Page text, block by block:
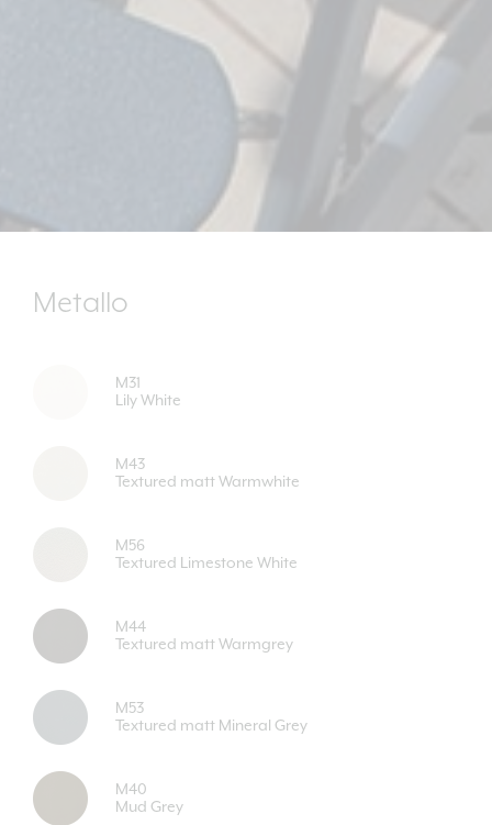
Metallo
M31
Lily White
M43
Textured matt Warmwhite
M56
Textured Limestone White
M44
Textured matt Warmgrey
M53
Textured matt Mineral Grey
M40
Mud Grey